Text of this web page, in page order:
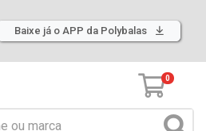
Baixe já o APP da Polybalas
0